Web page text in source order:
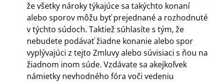
že všetky nároky týkajúce sa takýchto konaní
alebo sporov môžu byť prejednané a rozhodnuté
v týchto súdoch. Taktiež súhlasíte s tým, že
nebudete podávať žiadne konanie alebo spor
vyplývajúci z tejto Zmluvy alebo súvisiaci s ňou na
žiadnom inom súde. Vzdávate sa akejkoľvek
námietky nevhodného fóra voči vedeniu